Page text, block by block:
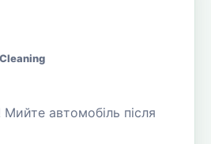
автомобіль після